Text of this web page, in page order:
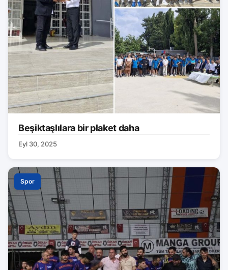
Beşiktaşlılara bir plaket daha
Eyl 30, 2025
Spor